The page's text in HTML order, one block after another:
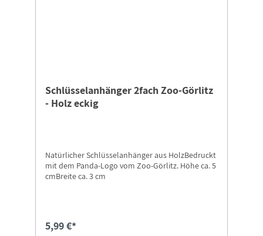
Schlüsselanhänger 2fach Zoo-Görlitz
- Holz eckig
Natürlicher Schlüsselanhänger aus HolzBedruckt
mit dem Panda-Logo vom Zoo-Görlitz. Höhe ca. 5
cmBreite ca. 3 cm
5,99 €*